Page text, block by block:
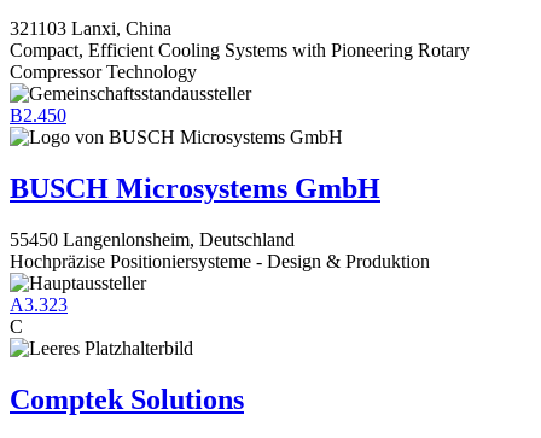
321103 Lanxi, China
Compact, Efficient Cooling Systems with Pioneering Rotary
Compressor Technology
B2.450
BUSCH Microsystems GmbH
55450 Langenlonsheim, Deutschland
Hochpräzise Positioniersysteme - Design & Produktion
A3.323
C
Comptek Solutions